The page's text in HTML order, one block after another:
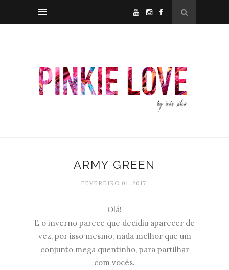
ARMY GREEN
FEVEREIRO 01, 2017
Olá!
E o inverno parece que decidiu aparecer de
vez, por isso mesmo, nada melhor que um
conjunto mega quentinho, para partilhar
com vocês.